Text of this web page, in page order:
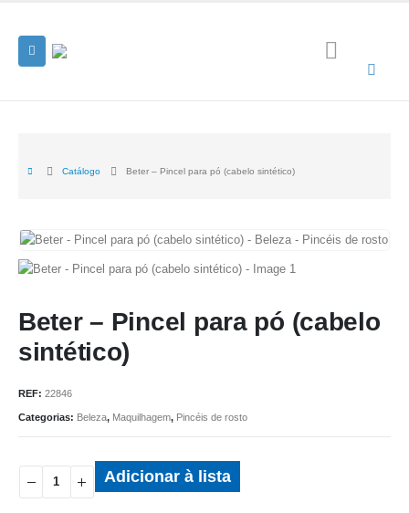
Catálogo Beter – Pincel para pó (cabelo sintético)
Beter – Pincel para pó (cabelo
sintético)
REF: 22846
Categorias: Beleza, Maquilhagem, Pincéis de rosto
Adicionar à lista